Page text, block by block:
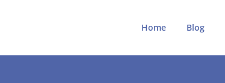
Home Blog